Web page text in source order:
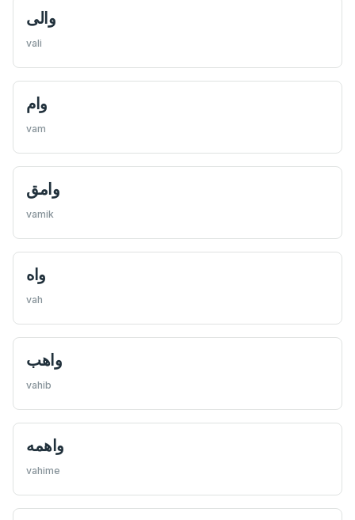
والی
vali
وام
vam
وامق
vamik
واه
vah
واهب
vahib
واهمه
vahime